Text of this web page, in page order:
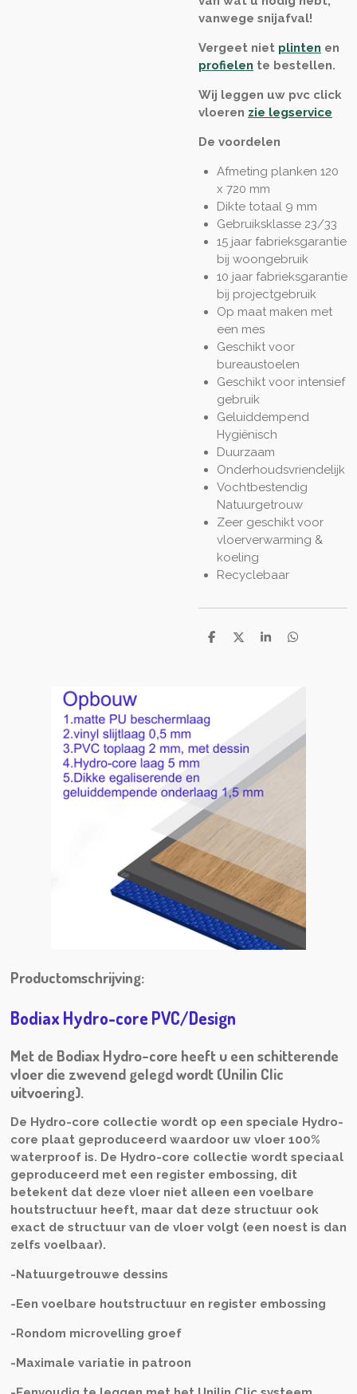
vanwege snijafval!
Vergeet niet plinten en
profielen te bestellen.
Wij leggen uw pvc click
vloeren zie legservice
De voordelen
Afmeting planken 120
x 720 mm
Dikte totaal 9 mm
Gebruiksklasse 23/33
15 jaar fabrieksgarantie
bij woongebruik
10 jaar fabrieksgarantie
bij projectgebruik
Op maat maken met
een mes
Geschikt voor
bureaustoelen
Geschikt voor intensief
gebruik
Geluiddempend
Hygiënisch
Duurzaam
Onderhoudsvriendelijk
Vochtbestendig
Natuurgetrouw
Zeer geschikt voor
vloerverwarming &
koeling
Recyclebaar
D
D
S
D
Productomschrijving:
Bodiax Hydro-core PVC/Design
Met de Bodiax Hydro-core heeft u een schitterende
vloer die zwevend gelegd wordt (Unilin Clic
uitvoering).
De Hydro-core collectie wordt op een speciale Hydro-
core plaat geproduceerd waardoor uw vloer 100%
waterproof is. De Hydro-core collectie wordt speciaal
geproduceerd met een register embossing, dit
betekent dat deze vloer niet alleen een voelbare
houtstructuur heeft, maar dat deze structuur ook
exact de structuur van de vloer volgt (een noest is dan
zelfs voelbaar).
-Natuurgetrouwe dessins
-Een voelbare houtstructuur en register embossing
-Rondom microvelling groef
-Maximale variatie in patroon